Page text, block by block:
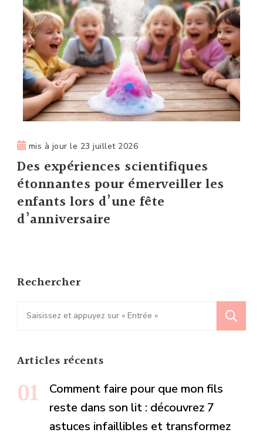
mis à jour le 23 juillet 2026
Des expériences scientifiques
étonnantes pour émerveiller les
enfants lors d’une fête
d’anniversaire
Rechercher
Recherche
pour
Articles récents
Comment faire pour que mon fils
reste dans son lit : découvrez 7
astuces infaillibles et transformez